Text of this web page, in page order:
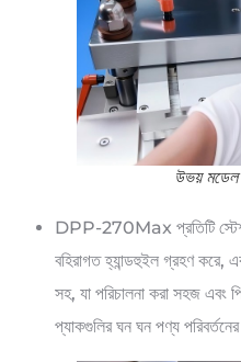
উভয় মডেল
DPP-270Max প্রতিটি
বহিরাগত হ্যান্ডহুইল গ্রহণ করে,
সহ, যা পরিচালনা করা সহজ এবং
প্যাকগুলির ঘন ঘন পণ্য